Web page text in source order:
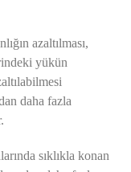
azaltılması,
yükün
daha fazla
sıklıkla konan